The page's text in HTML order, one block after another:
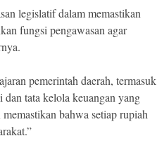
legislatif dalam memastikan
fungsi pengawasan agar
pemerintah daerah, termasuk
tata kelola keuangan yang
bahwa setiap rupiah